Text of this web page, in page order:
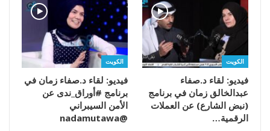
الكويت
فيديو: لقاء د.صفاء
عبدالخالق زمان في برنامج
(نبض الشارع) عن العملات
الرقمية…
الكويت
فيديو: لقاء د.صفاء زمان في
برنامج #أوراق_ندى عن
الأمن السيبراني
@nadamutawa